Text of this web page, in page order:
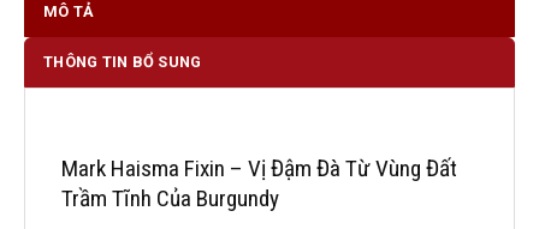
MÔ TẢ
THÔNG TIN BỔ SUNG
Mark Haisma Fixin – Vị Đậm Đà Từ Vùng Đất
Trầm Tĩnh Của Burgundy